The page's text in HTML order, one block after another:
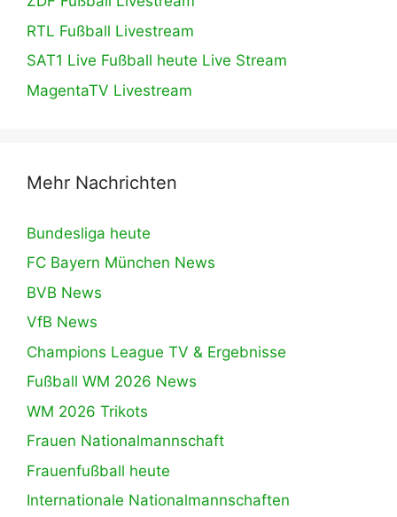
RTL Fußball Livestream
SAT1 Live Fußball heute Live Stream
MagentaTV Livestream
Mehr Nachrichten
Bundesliga heute
FC Bayern München News
BVB News
VfB News
Champions League TV & Ergebnisse
Fußball WM 2026 News
WM 2026 Trikots
Frauen Nationalmannschaft
Frauenfußball heute
Internationale Nationalmannschaften